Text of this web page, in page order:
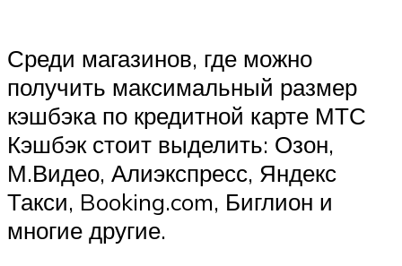
Среди магазинов, где можно
получить максимальный размер
кэшбэка по кредитной карте МТС
Кэшбэк стоит выделить: Озон,
М.Видео, Алиэкспресс, Яндекс
Такси, Booking.com, Биглион и
многие другие.